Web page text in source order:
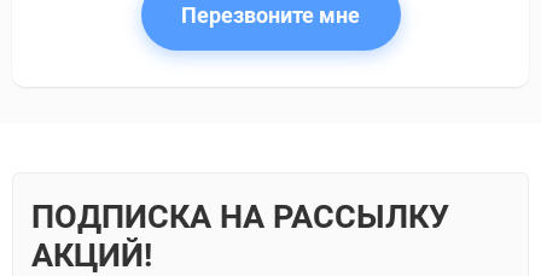
Перезвоните мне
ПОДПИСКА НА РАССЫЛКУ
АКЦИЙ!